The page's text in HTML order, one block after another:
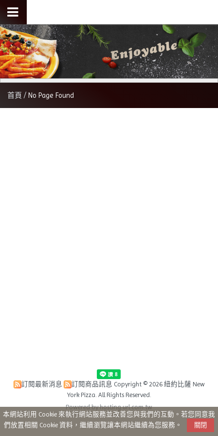
首頁 No Page Found
訂閱最新消息 訂閱商品訊息 Copyright © 2026 紐約比薩 New
York Pizza. All Rights Reserved.
Powered by hosting.url.com.tw
本網站利用 Cookie 來執行網站服務並改善您與我們的互動。若您同意我
們放置相關 Cookie 資料，繼續瀏覽讓本網站繼續為您服務。